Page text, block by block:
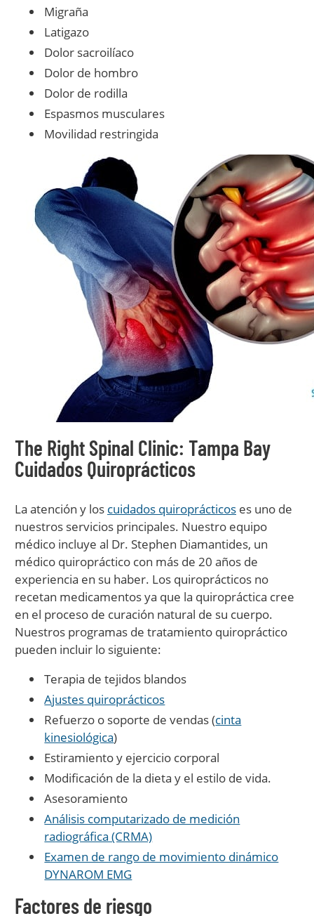
Migraña
Latigazo
Dolor sacroilíaco
Dolor de hombro
Dolor de rodilla
Espasmos musculares
Movilidad restringida
The Right Spinal Clinic: Tampa Bay
Cuidados Quiroprácticos
La atención y los cuidados quiroprácticos es uno de
nuestros servicios principales. Nuestro equipo
médico incluye al Dr. Stephen Diamantides, un
médico quiropráctico con más de 20 años de
experiencia en su haber. Los quiroprácticos no
recetan medicamentos ya que la quiropráctica cree
en el proceso de curación natural de su cuerpo.
Nuestros programas de tratamiento quiropráctico
pueden incluir lo siguiente:
Terapia de tejidos blandos
Ajustes quiroprácticos
Refuerzo o soporte de vendas (cinta
kinesiológica)
Estiramiento y ejercicio corporal
Modificación de la dieta y el estilo de vida.
Asesoramiento
Análisis computarizado de medición
radiográfica (CRMA)
Examen de rango de movimiento dinámico
DYNAROM EMG
Factores de riesgo